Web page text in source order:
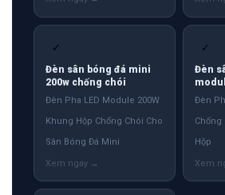
✓
Đèn sân bóng đá mini
200w chống chói
Đèn Pha LED Module 200W
Khung Hộp Chống Chói Cho
Sân Bóng Đá Mini
✓
Đèn
Đèn
Hộp